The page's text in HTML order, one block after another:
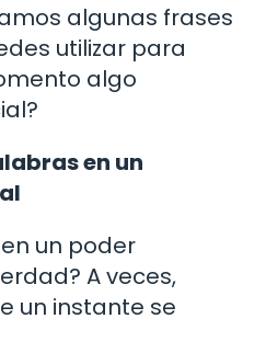
algunas frases
utilizar para
algo
en un
un poder
A veces,
un instante se